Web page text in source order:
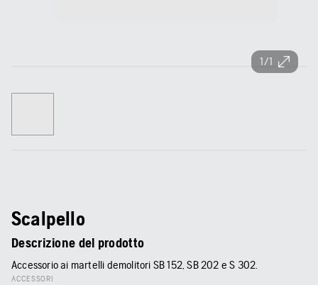
1/1
Scalpello
Descrizione del prodotto
Accessorio ai martelli demolitori SB 152, SB 202 e S 302.
ACCESSORI